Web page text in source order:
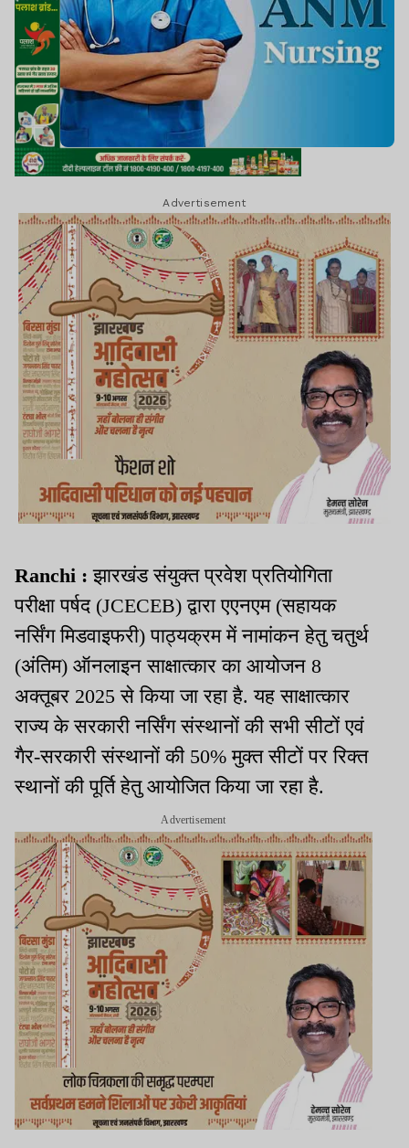
Advertisement
Ranchi :झारखंड संयुक्त प्रवेश प्रतियोगिता
परीक्षा पर्षद (JCECEB) द्वारा एएनएम (सहायक
नर्सिंग मिडवाइफरी) पाठ्यक्रम में नामांकन हेतु चतुर्थ
(अंतिम) ऑनलाइन साक्षात्कार का आयोजन 8
अक्तूबर 2025 से किया जा रहा है. यह साक्षात्कार
राज्य के सरकारी नर्सिंग संस्थानों की सभी सीटों एवं
गैर-सरकारी संस्थानों की 50% मुक्त सीटों पर रिक्त
स्थानों की पूर्ति हेतु आयोजित किया जा रहा है.
Advertisement